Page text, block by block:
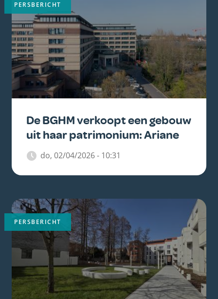
De BGHM verkoopt een gebouw
uit haar patrimonium: Ariane
do, 02/04/2026 - 10:31
PERSBERICHT
Belangrijkste
afbeelding
PERSBERICHT